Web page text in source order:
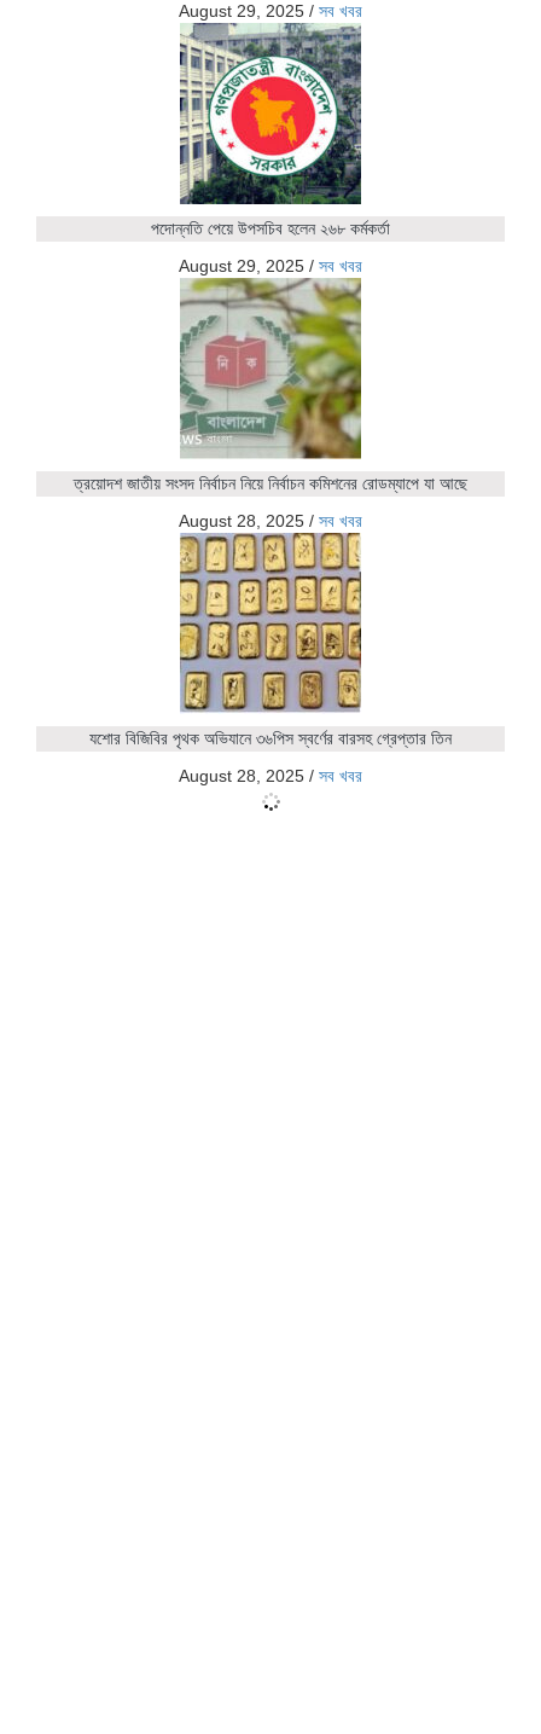
August 29, 2025 / সব খবর
পদোন্নতি পেয়ে উপসচিব হলেন ২৬৮ কর্মকর্তা
August 29, 2025 / সব খবর
ত্রয়োদশ জাতীয় সংসদ নির্বাচন নিয়ে নির্বাচন কমিশনের রোডম্যাপে যা আছে
August 28, 2025 / সব খবর
যশোর বিজিবির পৃথক অভিযানে ৩৬পিস স্বর্ণের বারসহ গ্রেপ্তার তিন
August 28, 2025 / সব খবর